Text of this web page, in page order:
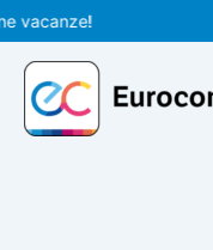
Vai
al
contenuto